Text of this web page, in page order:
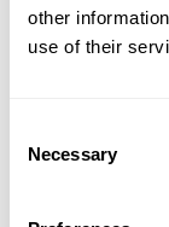
other
use of their
Selection
Necessary
Benz en
en VOYAH,
Gomes
Mercedes-